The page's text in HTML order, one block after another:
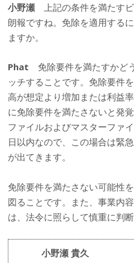
小野瀬 上記の条件を満たす
朗報ですね。免除を適用する
ますか。
Phat 免除要件を満たすかど
ッチすることです。免除要件
高が想定より増加または利益
に免除要件を満たさないと発
ファイルおよびマスターファ
日以内なので、この場合は緊
が出てきます。
免除要件を満たさない可能性
図ることです。また、事業内
は、法令に照らして慎重に判
小野瀬 貴久